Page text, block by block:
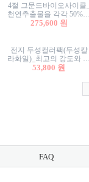
4절 그문드바이오사이클_
천연추출물을 각각 50%이
상 함유한 친환경그래픽
275,600 원
전지 두성컬러팩(두성칼
라화일)_최고의 강도와 평
활성을 지닌 다양한 컬러
53,800 원
FAQ